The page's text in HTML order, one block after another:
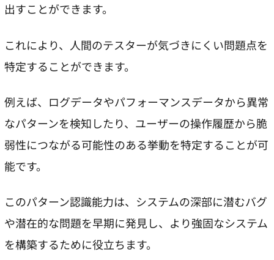
出すことができます。
これにより、人間のテスターが気づきにくい問題点を
特定することができます。
例えば、ログデータやパフォーマンスデータから異常
なパターンを検知したり、ユーザーの操作履歴から脆
弱性につながる可能性のある挙動を特定することが可
能です。
このパターン認識能力は、システムの深部に潜むバグ
や潜在的な問題を早期に発見し、より強固なシステム
を構築するために役立ちます。